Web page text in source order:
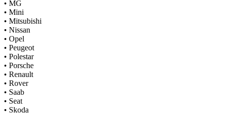
• MG
• Mini
• Mitsubishi
• Nissan
• Opel
• Peugeot
• Polestar
• Porsche
• Renault
• Rover
• Saab
• Seat
• Skoda